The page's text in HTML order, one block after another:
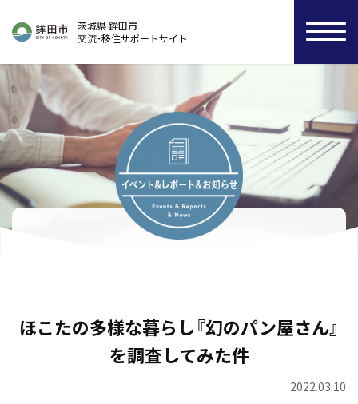
茨城県 鉾田市
交流・移住サポートサイト
ほこたの多様な暮らし『幻のパン屋さん』
を調査してみた件
2022.03.10